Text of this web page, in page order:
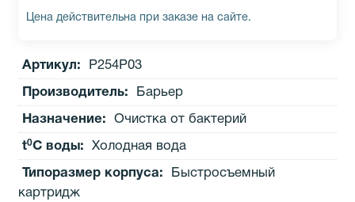
Цена действительна при заказе на сайте.
Артикул: Р254Р03
Производитель: Барьер
Назначение: Очистка от бактерий
t0C воды: Холодная вода
Типоразмер корпуса:
Быстросъемный
картридж